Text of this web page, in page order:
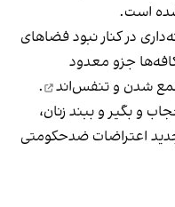
است.
در کنار نبود فضاهای
جزو معدود
شدن و تنفس‌اند
.
و بگیر و ببند زنان،
اعتراضات ضدحکومتی